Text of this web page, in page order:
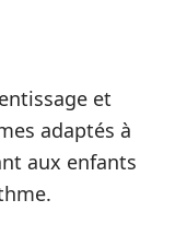
et
adaptés à
aux enfants